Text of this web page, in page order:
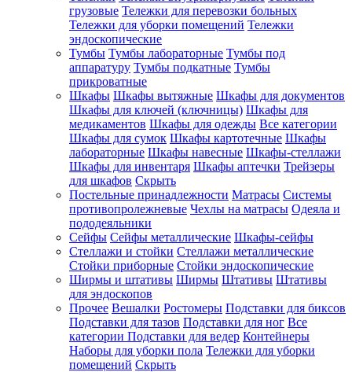
грузовые Тележки для перевозки больных
Тележки для уборки помещений Тележки
эндоскопические
Тумбы Тумбы лабораторные Тумбы под
аппаратуру Тумбы подкатные Тумбы
прикроватные
Шкафы Шкафы вытяжные Шкафы для документов
Шкафы для ключей (ключницы) Шкафы для
медикаментов Шкафы для одежды Все категории
Шкафы для сумок Шкафы картотечные Шкафы
лабораторные Шкафы навесные Шкафы-стеллажи
Шкафы для инвентаря Шкафы аптечки Трейзеры
для шкафов Скрыть
Постельные принадлежности Матрасы Системы
противопролежневые Чехлы на матрасы Одеяла и
пододеяльники
Сейфы Сейфы металлические Шкафы-сейфы
Стеллажи и стойки Стеллажи металлические
Стойки приборные Стойки эндоскопические
Ширмы и штативы Ширмы Штативы Штативы
для эндоскопов
Прочее Вешалки Ростомеры Подставки для биксов
Подставки для тазов Подставки для ног Все
категории Подставки для ведер Контейнеры
Наборы для уборки пола Тележки для уборки
помещений Скрыть